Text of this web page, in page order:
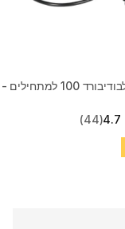
רצועת יד לבודיבורד 100 למתחילים -
4.7
(44)